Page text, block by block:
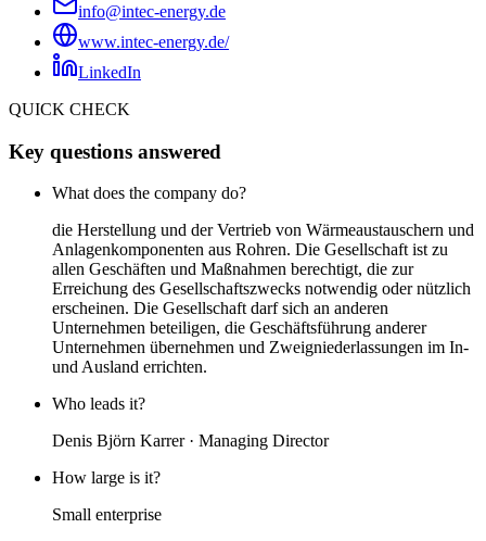
info@intec-energy.de
www.intec-energy.de/
LinkedIn
QUICK CHECK
Key questions answered
What does the company do?
die Herstellung und der Vertrieb von Wärmeaustauschern und
Anlagenkomponenten aus Rohren. Die Gesellschaft ist zu
allen Geschäften und Maßnahmen berechtigt, die zur
Erreichung des Gesellschaftszwecks notwendig oder nützlich
erscheinen. Die Gesellschaft darf sich an anderen
Unternehmen beteiligen, die Geschäftsführung anderer
Unternehmen übernehmen und Zweigniederlassungen im In-
und Ausland errichten.
Who leads it?
Denis Björn Karrer · Managing Director
How large is it?
Small enterprise